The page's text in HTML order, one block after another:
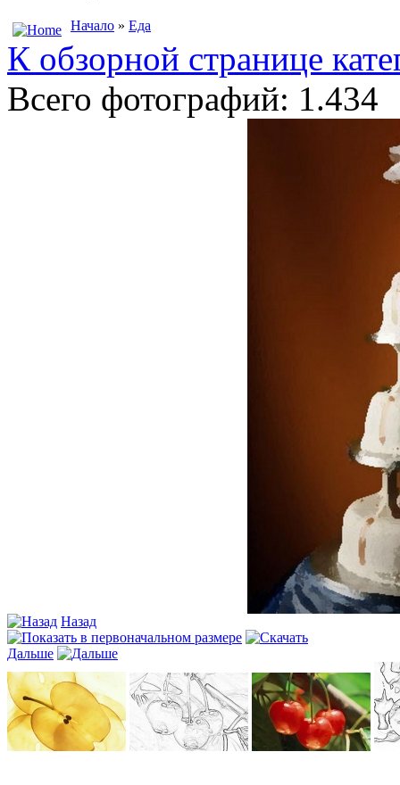
Начало » Еда
К обзорной странице
Всего фотографий: 1.434
Назад
Дальше